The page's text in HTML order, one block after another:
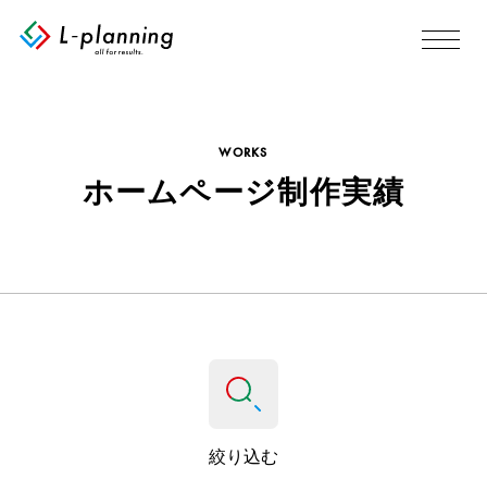
WORKS
ホームページ制作実績
絞り込む